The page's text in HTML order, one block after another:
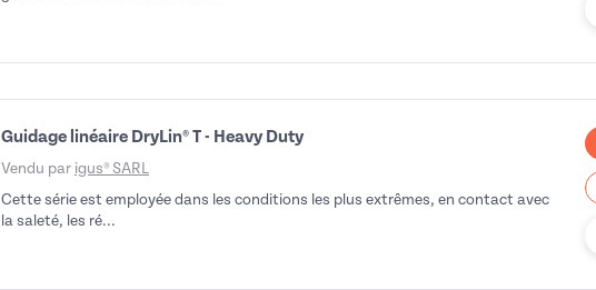
Guidage linéaire DryLin® T - Heavy Duty
Vendu par igus® SARL
Cette série est employée dans les conditions les plus extrêmes, en contact avec
la saleté, les ré...